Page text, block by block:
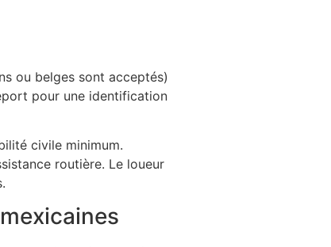
ou belges sont acceptés)
pour une identification
civile minimum.
routière. Le loueur